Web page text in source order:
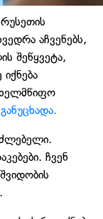
აჩვენებს,
შეწყვეტა,
განუცხადა.
ჩვენ